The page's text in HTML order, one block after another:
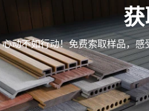
心动不如行动！免费索取样品，